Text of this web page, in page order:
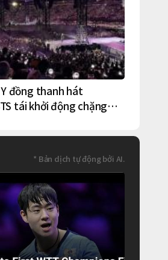
đồng thanh hát
tái khởi động chặng
* Bản dịch tự động bởi AI.